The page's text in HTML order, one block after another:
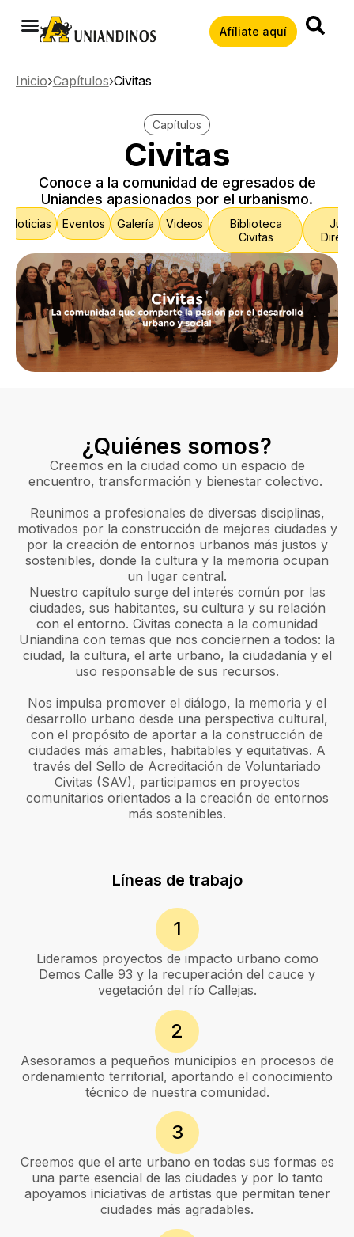
Afíliate aquí
Inicio Capítulos Civitas
Capítulos
Civitas
Conoce a la comunidad de egresados de
Uniandes apasionados por el urbanismo.
Noticias Eventos Galería Videos
Biblioteca
Civitas
¿Quiénes somos?
Creemos en la ciudad como un espacio de
encuentro, transformación y bienestar colectivo.
Reunimos a profesionales de diversas disciplinas,
motivados por la construcción de mejores ciudades y
por la creación de entornos urbanos más justos y
sostenibles, donde la cultura y la memoria ocupan
un lugar central.
Nuestro capítulo surge del interés común por las
ciudades, sus habitantes, su cultura y su relación
con el entorno. Civitas conecta a la comunidad
Uniandina con temas que nos conciernen a todos: la
ciudad, la cultura, el arte urbano, la ciudadanía y el
uso responsable de sus recursos.
Nos impulsa promover el diálogo, la memoria y el
desarrollo urbano desde una perspectiva cultural,
con el propósito de aportar a la construcción de
ciudades más amables, habitables y equitativas. A
través del Sello de Acreditación de Voluntariado
Civitas (SAV), participamos en proyectos
comunitarios orientados a la creación de entornos
más sostenibles.
Líneas de trabajo
1
Lideramos proyectos de impacto urbano como
Demos Calle 93 y la recuperación del cauce y
vegetación del río Callejas.
2
Asesoramos a pequeños municipios en procesos de
ordenamiento territorial, aportando el conocimiento
técnico de nuestra comunidad.
3
Creemos que el arte urbano en todas sus formas es
una parte esencial de las ciudades y por lo tanto
apoyamos iniciativas de artistas que permitan tener
ciudades más agradables.